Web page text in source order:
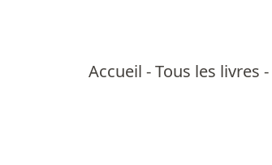
Accueil -Tous les livres -